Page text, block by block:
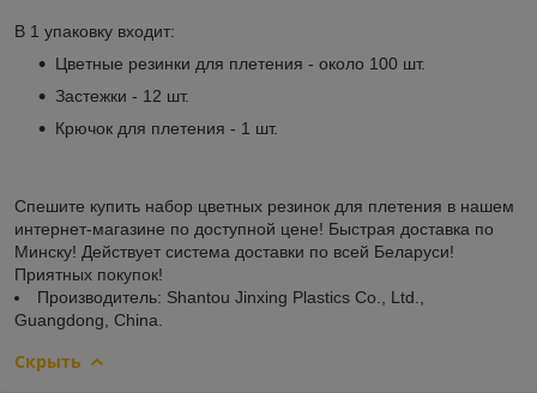
В 1 упаковку входит:
Цветные резинки для плетения - около 100 шт.
Застежки - 12 шт.
Крючок для плетения - 1 шт.
Спешите купить набор цветных резинок для плетения в нашем
интернет-магазине по доступной цене! Быстрая доставка по
Минску! Действует система доставки по всей Беларуси!
Приятных покупок!
Производитель: Shantou Jinxing Plastics Co., Ltd.,
Guangdong, China.
Скрыть